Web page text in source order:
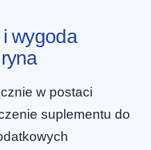
wygoda
w postaci
suplementu do